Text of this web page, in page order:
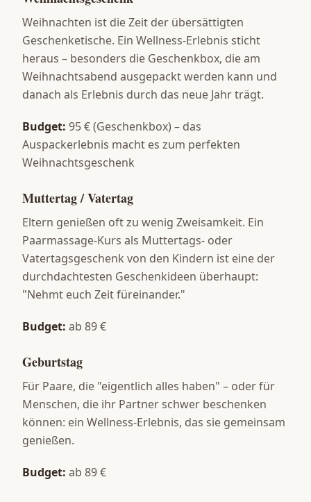
Weihnachten ist die Zeit der übersättigten
Geschenketische. Ein Wellness-Erlebnis sticht
heraus – besonders die Geschenkbox, die am
Weihnachtsabend ausgepackt werden kann und
danach als Erlebnis durch das neue Jahr trägt.
Budget: 95 € (Geschenkbox) – das
Auspackerlebnis macht es zum perfekten
Weihnachtsgeschenk
Muttertag / Vatertag
Eltern genießen oft zu wenig Zweisamkeit. Ein
Paarmassage-Kurs als Muttertags- oder
Vatertagsgeschenk von den Kindern ist eine der
durchdachtesten Geschenkideen überhaupt:
"Nehmt euch Zeit füreinander."
Budget: ab 89 €
Geburtstag
Für Paare, die "eigentlich alles haben" – oder für
Menschen, die ihr Partner schwer beschenken
können: ein Wellness-Erlebnis, das sie gemeinsam
genießen.
Budget: ab 89 €